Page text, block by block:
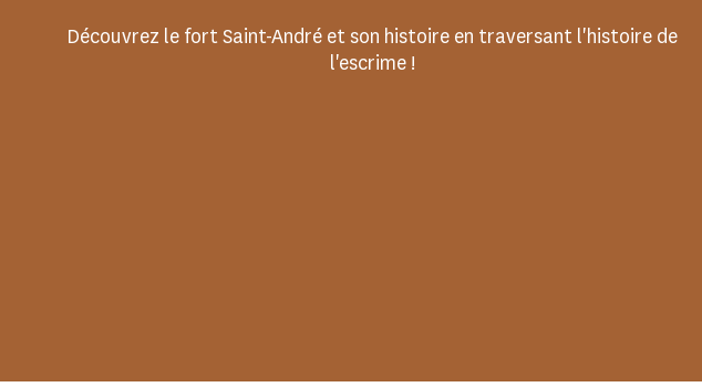
Découvrez le fort Saint-André et son histoire en traversant l'histoire de
l'escrime !